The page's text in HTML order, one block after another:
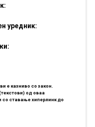
уредник:
е казниво со закон.
од оваа
ставање хиперлинк до